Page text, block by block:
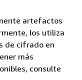
artefactos
los utiliza
de cifrado en
más
consulte